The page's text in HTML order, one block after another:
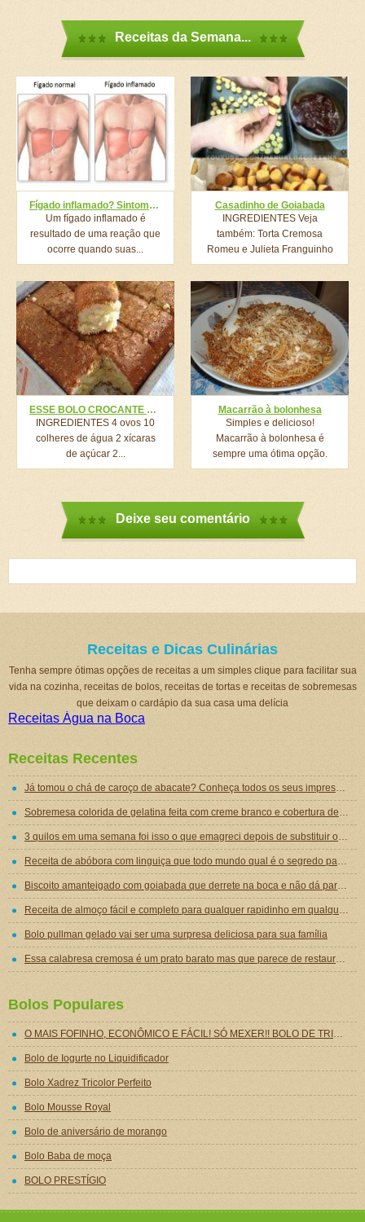
Receitas da Semana...
Fígado inflamado? Sintomas e dieta adequada
Um fígado inflamado é
resultado de uma reação que
ocorre quando suas...
Casadinho de Goiabada
INGREDIENTES Veja
também: Torta Cremosa
Romeu e Julieta Franguinho
Crocante Mais Fácil...
ESSE BOLO CROCANTE DE ÁGUA É O BOLO SIMPLES MAIS DELICIOSO QUE EU JÁ COMI NA MINHA VIDA
INGREDIENTES 4 ovos 10
colheres de água 2 xícaras
de açúcar 2...
Macarrão à bolonhesa
Simples e delicioso!
Macarrão à bolonhesa é
sempre uma ótima opção.
Faça...
Deixe seu comentário
Receitas e Dicas Culinárias
Tenha sempre ótimas opções de receitas a um simples clique para facilitar sua
vida na cozinha, receitas de bolos, receitas de tortas e receitas de sobremesas
que deixam o cardápio da sua casa uma delícia
Receitas Água na Boca
Receitas Recentes
Já tomou o chá de caroço de abacate? Conheça todos os seus impressionantes benefícios!
Sobremesa colorida de gelatina feita com creme branco e cobertura de mousse de gelatina
3 quilos em uma semana foi isso o que emagreci depois de substituir o jantar por essa sopa emagrecedora
Receita de abóbora com linguiça que todo mundo qual é o segredo para ficar tão gostosa
Biscoito amanteigado com goiabada que derrete na boca e não dá para comer um só
Receita de almoço fácil e completo para qualquer rapidinho em qualquer dia da semana
Bolo pullman gelado vai ser uma surpresa deliciosa para sua família
Essa calabresa cremosa é um prato barato mas que parece de restaurante chique de tão gostoso
Bolos Populares
O MAIS FOFINHO, ECONÔMICO E FÁCIL! SÓ MEXER!! BOLO DE TRIGO DELICIOSO,SUPER RÁPIDO
Bolo de Iogurte no Liquidificador
Bolo Xadrez Tricolor Perfeito
Bolo Mousse Royal
Bolo de aniversário de morango
Bolo Baba de moça
BOLO PRESTÍGIO